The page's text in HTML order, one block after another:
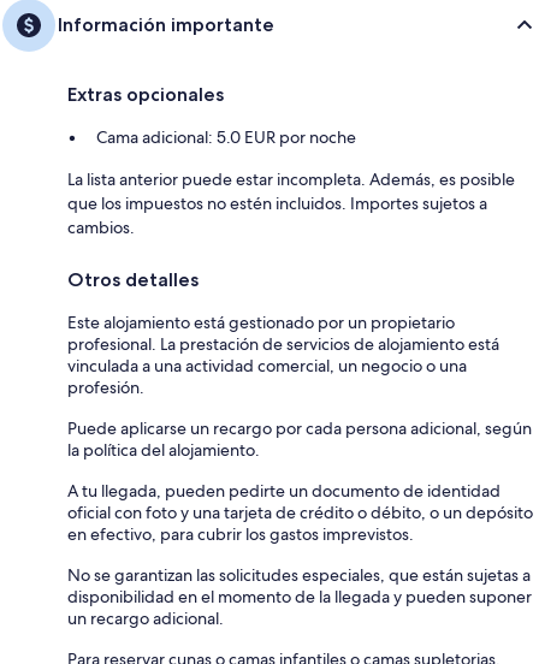
Información importante
Extras opcionales
Cama adicional: 5.0 EUR por noche
La lista anterior puede estar incompleta. Además, es posible
que los impuestos no estén incluidos. Importes sujetos a
cambios.
Otros detalles
Este alojamiento está gestionado por un propietario
profesional. La prestación de servicios de alojamiento está
vinculada a una actividad comercial, un negocio o una
profesión.
Puede aplicarse un recargo por cada persona adicional, según
la política del alojamiento.
A tu llegada, pueden pedirte un documento de identidad
oficial con foto y una tarjeta de crédito o débito, o un depósito
en efectivo, para cubrir los gastos imprevistos.
No se garantizan las solicitudes especiales, que están sujetas a
disponibilidad en el momento de la llegada y pueden suponer
un recargo adicional.
Para reservar cunas o camas infantiles o camas supletorias,